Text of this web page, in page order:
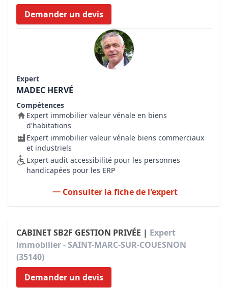
Demander un devis
Expert
MADEC HERVÉ
Compétences
Expert immobilier valeur vénale en biens
d'habitations
Expert immobilier valeur vénale biens commerciaux
et industriels
Expert audit accessibilité pour les personnes
handicapées pour les ERP
Consulter la fiche de l'expert
CABINET SB2F GESTION PRIVÉE | Expert
immobilier - SAINT-MARC-SUR-COUESNON
(35140)
Demander un devis